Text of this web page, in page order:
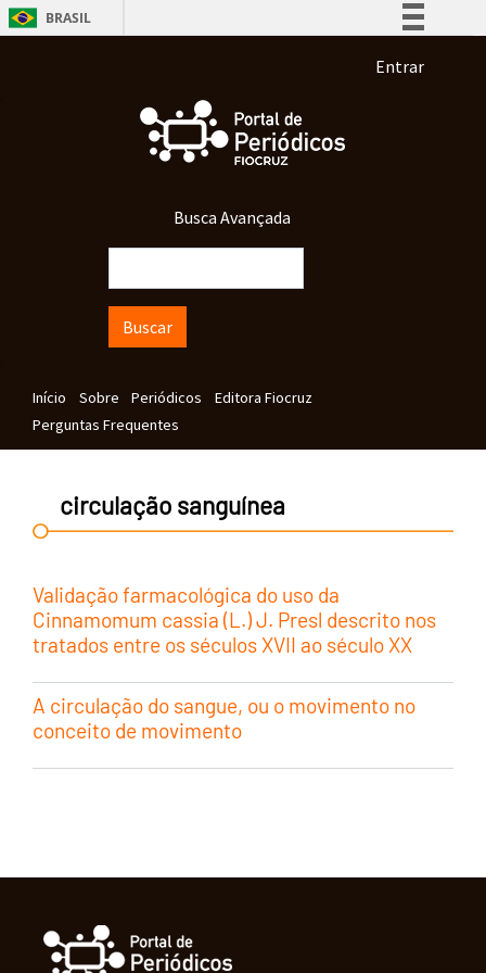
Pular para o conteúdo principal
BRASIL
Participe
Acesso à informação
Menu de
Entrar
Busca Avançada
Navegação principal
Início Sobre Periódicos
Editora Fiocruz
Perguntas Frequentes
circulação sanguínea
Validação farmacológica do uso da
Cinnamomum cassia (L.) J. Presl descrito nos
tratados entre os séculos XVII ao século XX
A circulação do sangue, ou o movimento no
conceito de movimento